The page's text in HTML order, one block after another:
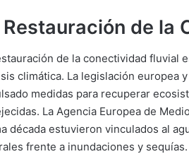
Restauración de la
de la conectividad fluvial
climática. La legislación europea
medidas para recuperar
La Agencia Europea de
década estuvieron vinculados al
frente a inundaciones y sequías.